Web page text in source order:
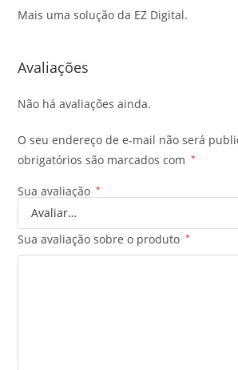
Mais uma solução da EZ Digital.
Avaliações
Não há avaliações ainda.
O seu endereço de e-mail não será
obrigatórios são marcados com
*
Sua avaliação *
Sua avaliação sobre o produto *